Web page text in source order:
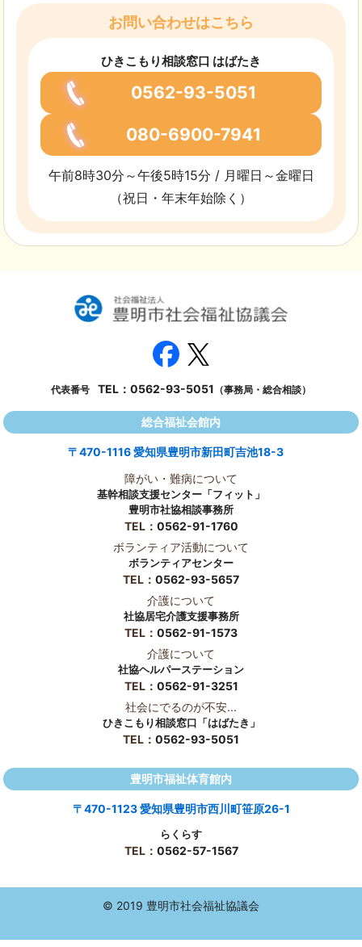
お問い合わせはこちら
ひきこもり相談窓口 はばたき
0562-93-5051
080-6900-7941
午前8時30分～午後5時15分 / 月曜日～金曜日
（祝日・年末年始除く）
代表番号 TEL： 0562-93-5051 （事務局・総合相談）
総合福祉会館内
〒470-1116 愛知県豊明市新田町吉池18-3
障がい・難病について
基幹相談支援センター「フィット」
豊明市社協相談事務所
TEL： 0562-91-1760
ボランティア活動について
ボランティアセンター
TEL： 0562-93-5657
介護について
社協居宅介護支援事務所
TEL： 0562-91-1573
介護について
社協ヘルパーステーション
TEL： 0562-91-3251
社会にでるのが不安...
ひきこもり相談窓口「はばたき」
TEL： 0562-93-5051
豊明市福祉体育館内
〒470-1123 愛知県豊明市西川町笹原26-1
らくらす
TEL： 0562-57-1567
© 2019 豊明市社会福祉協議会